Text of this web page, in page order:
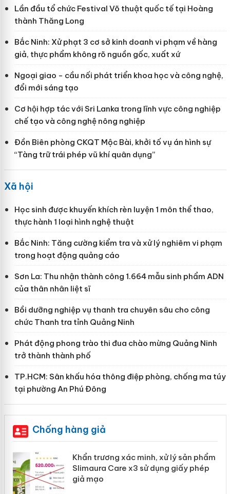
Lần đầu tổ chức Festival Võ thuật quốc tế tại Hoàng
thành Thăng Long
Bắc Ninh: Xử phạt 3 cơ sở kinh doanh vi phạm về hàng
giả, thực phẩm không rõ nguồn gốc, xuất xứ
Ngoại giao - cầu nối phát triển khoa học và công nghệ,
đổi mới sáng tạo
Cơ hội hợp tác với Sri Lanka trong lĩnh vực công nghiệp
chế tạo và công nghệ nông nghiệp
Đồn Biên phòng CKQT Mộc Bài, khởi tố vụ án hình sự
“Tàng trữ trái phép vũ khí quân dụng”
Xã hội
Học sinh được khuyến khích rèn luyện 1 môn thể thao,
thực hành 1 loại hình nghệ thuật
Bắc Ninh: Tăng cường kiểm tra và xử lý nghiêm vi phạm
trong hoạt động quảng cáo
Sơn La: Thu nhận thành công 1.664 mẫu sinh phẩm ADN
của thân nhân liệt sĩ
Bồi dưỡng nghiệp vụ thanh tra chuyên sâu cho công
chức Thanh tra tỉnh Quảng Ninh
Phát động phong trào thi đua chào mừng Quảng Ninh
trở thành thành phố
TP.HCM: Sân khấu hóa thông điệp phòng, chống ma túy
tại phường An Phú Đông
Chống hàng giả
Khẩn trương xác minh, xử lý sản phẩm
Slimaura Care x3 sử dụng giấy phép
giả mạo